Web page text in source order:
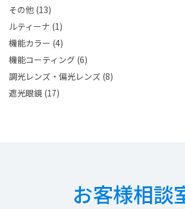
その他(13)
ルティーナ (1)
機能カラー (4)
機能コーティング(6)
調光レンズ・偏光レンズ(8)
遮光眼鏡(17)
お客様相談